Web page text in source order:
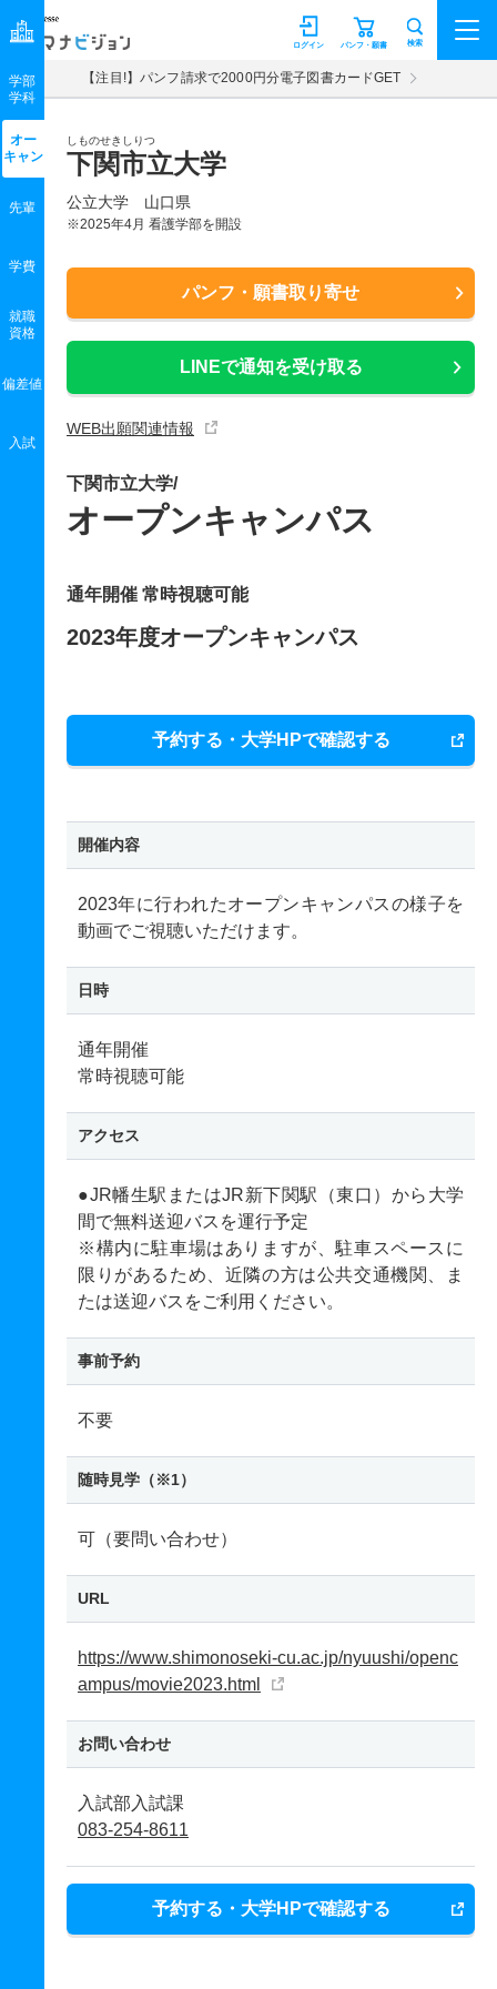
マナビジョン パンフ・願書
ログイン 検索
【注目!】パンフ請求で2000円分電子図書カードGET
しものせきしりつ
下関市立大学
公立大学 山口県
※2025年4月 看護学部を開設
パンフ・願書取り寄せ
LINEで通知を受け取る
WEB出願関連情報
学部
学科
オー
キャン
先輩
学費
就職
資格
偏差値
入試
下関市立大学/
オープンキャンパス
通年開催 常時視聴可能
2023年度オープンキャンパス
予約する・大学HPで確認する
開催内容
2023年に行われたオープンキャンパスの様子を
動画でご視聴いただけます。
日時
通年開催
常時視聴可能
アクセス
●JR幡生駅またはJR新下関駅（東口）から大学
間で無料送迎バスを運行予定
※構内に駐車場はありますが、駐車スペースに
限りがあるため、近隣の方は公共交通機関、ま
たは送迎バスをご利用ください。
事前予約
不要
随時見学（※1）
可（要問い合わせ）
URL
https://www.shimonoseki-cu.ac.jp/nyuushi/openc
ampus/movie2023.html
お問い合わせ
入試部入試課
083-254-8611
予約する・大学HPで確認する